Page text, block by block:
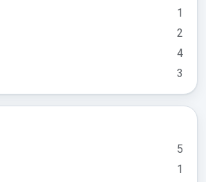
1
2
4
3
5
1